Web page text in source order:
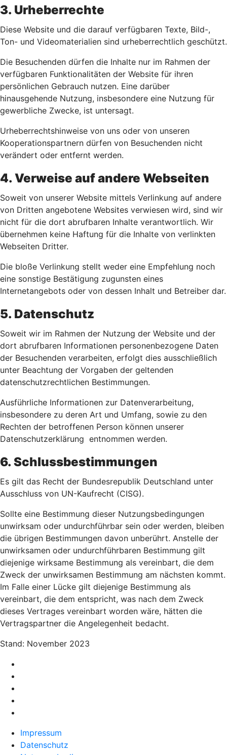
3. Urheberrechte
Diese Website und die darauf verfügbaren Texte, Bild-,
Ton- und Videomaterialien sind urheberrechtlich geschützt.
Die Besuchenden dürfen die Inhalte nur im Rahmen der
verfügbaren Funktionalitäten der Website für ihren
persönlichen Gebrauch nutzen. Eine darüber
hinausgehende Nutzung, insbesondere eine Nutzung für
gewerbliche Zwecke, ist untersagt.
Urheberrechtshinweise von uns oder von unseren
Kooperationspartnern dürfen von Besuchenden nicht
verändert oder entfernt werden.
4. Verweise auf andere Webseiten
Soweit von unserer Website mittels Verlinkung auf andere
von Dritten angebotene Websites verwiesen wird, sind wir
nicht für die dort abrufbaren Inhalte verantwortlich. Wir
übernehmen keine Haftung für die Inhalte von verlinkten
Webseiten Dritter.
Die bloße Verlinkung stellt weder eine Empfehlung noch
eine sonstige Bestätigung zugunsten eines
Internetangebots oder von dessen Inhalt und Betreiber dar.
5. Datenschutz
Soweit wir im Rahmen der Nutzung der Website und der
dort abrufbaren Informationen personenbezogene Daten
der Besuchenden verarbeiten, erfolgt dies ausschließlich
unter Beachtung der Vorgaben der geltenden
datenschutzrechtlichen Bestimmungen.
Ausführliche Informationen zur Datenverarbeitung,
insbesondere zu deren Art und Umfang, sowie zu den
Rechten der betroffenen Person können unserer
Datenschutzerklärung entnommen werden.
6. Schlussbestimmungen
Es gilt das Recht der Bundesrepublik Deutschland unter
Ausschluss von UN-Kaufrecht (CISG).
Sollte eine Bestimmung dieser Nutzungsbedingungen
unwirksam oder undurchführbar sein oder werden, bleiben
die übrigen Bestimmungen davon unberührt. Anstelle der
unwirksamen oder undurchführbaren Bestimmung gilt
diejenige wirksame Bestimmung als vereinbart, die dem
Zweck der unwirksamen Bestimmung am nächsten kommt.
Im Falle einer Lücke gilt diejenige Bestimmung als
vereinbart, die dem entspricht, was nach dem Zweck
dieses Vertrages vereinbart worden wäre, hätten die
Vertragspartner die Angelegenheit bedacht.
Stand: November 2023
Impressum
Datenschutz